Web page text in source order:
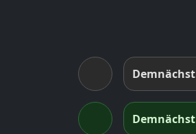
Demnächst
Demnächst